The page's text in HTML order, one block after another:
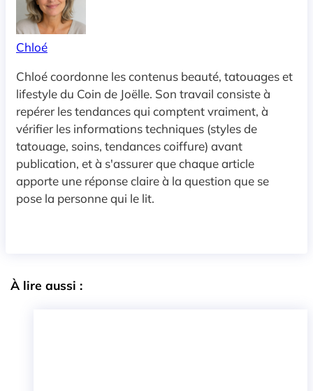
Chloé
Chloé coordonne les contenus beauté, tatouages et
lifestyle du Coin de Joëlle. Son travail consiste à
repérer les tendances qui comptent vraiment, à
vérifier les informations techniques (styles de
tatouage, soins, tendances coiffure) avant
publication, et à s'assurer que chaque article
apporte une réponse claire à la question que se
pose la personne qui le lit.
À lire aussi :